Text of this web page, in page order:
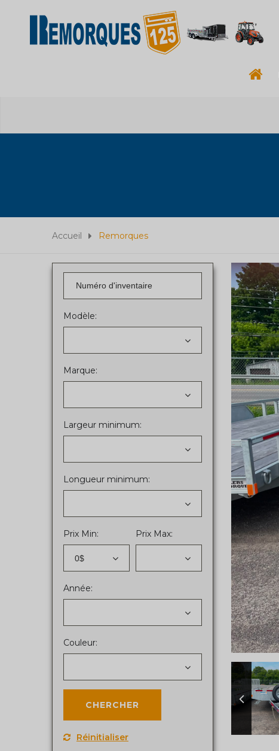
Accueil Remorques
Modèle:
Marque:
Largeur minimum:
Longueur minimum:
Prix Min:
0$
Prix Max:
Année:
Couleur:
Réinitialiser